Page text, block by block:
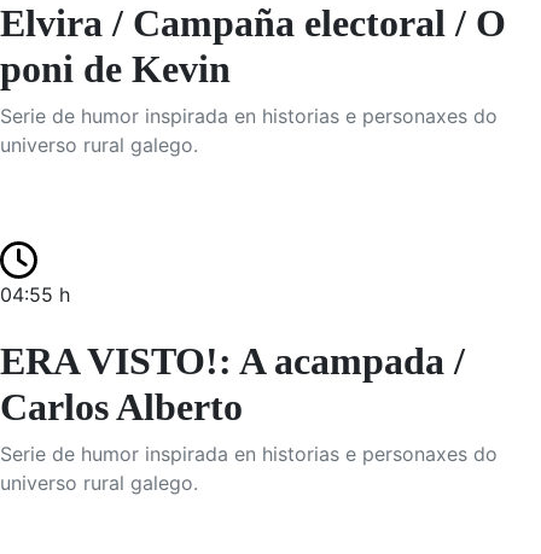
Elvira / Campaña electoral / O
poni de Kevin
Serie de humor inspirada en historias e personaxes do
universo rural galego.
04:55 h
ERA VISTO!: A acampada /
Carlos Alberto
Serie de humor inspirada en historias e personaxes do
universo rural galego.